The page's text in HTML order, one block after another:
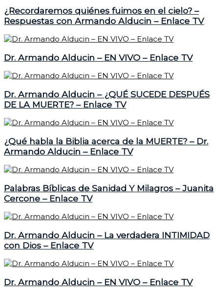
¿Recordaremos quiénes fuimos en el cielo? –
Respuestas con Armando Alducin – Enlace TV
Dr. Armando Alducin – EN VIVO – Enlace TV
Dr. Armando Alducin – ¿QUÉ SUCEDE DESPUÉS
DE LA MUERTE? – Enlace TV
¿Qué habla la Biblia acerca de la MUERTE? – Dr.
Armando Alducin – Enlace TV
Palabras Bíblicas de Sanidad Y Milagros – Juanita
Cercone – Enlace TV
Dr. Armando Alducin – La verdadera INTIMIDAD
con Dios – Enlace TV
Dr. Armando Alducin – EN VIVO – Enlace TV